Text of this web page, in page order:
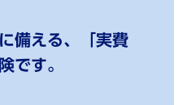
備える、「実費
です。